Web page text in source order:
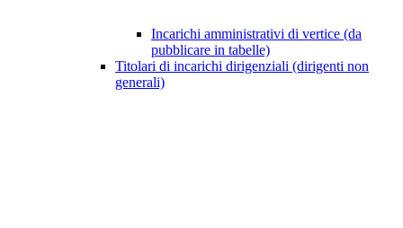
Incarichi amministrativi di vertice (da
pubblicare in tabelle)
Titolari di incarichi dirigenziali (dirigenti non
generali)